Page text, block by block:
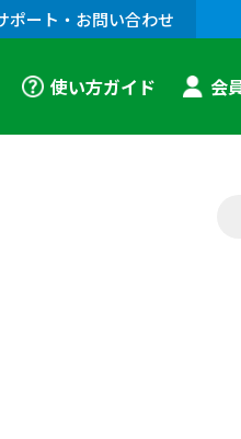
ポート・お問い合わせ
使い方ガイド 会